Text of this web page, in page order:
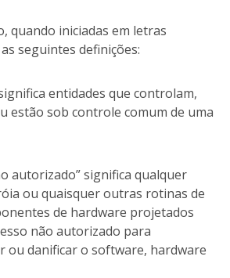
quando iniciadas em letras
seguintes definições:
entidades que controlam,
estão sob controle comum de uma
significa qualquer
ou quaisquer outras rotinas de
de hardware projetados
não autorizado para
ou danificar o software, hardware